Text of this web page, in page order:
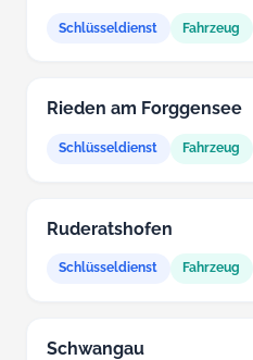
Schlüsseldienst Fahrzeug
Rieden am Forggensee
Schlüsseldienst Fahrzeug
Ruderatshofen
Schlüsseldienst Fahrzeug
Schwangau